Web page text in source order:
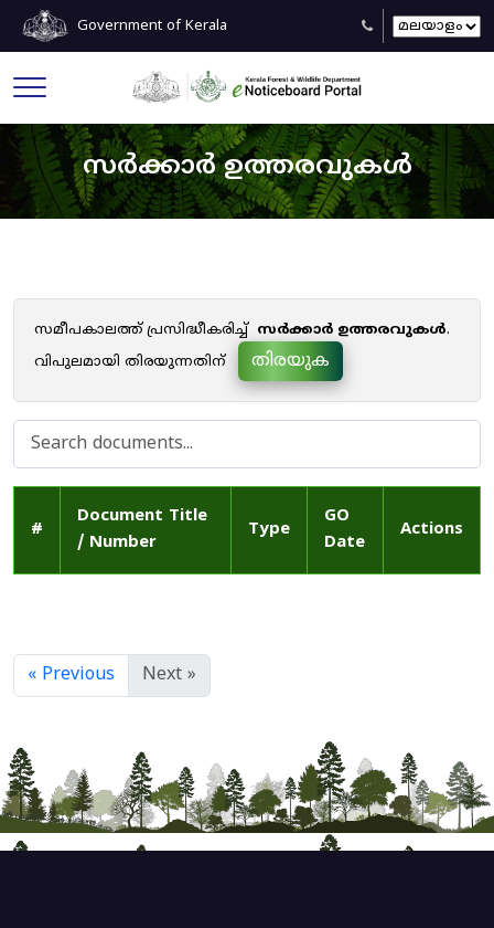
Government of Kerala
സർക്കാർ ഉത്തരവുകൾ
സമീപകാലത്ത് പ്രസിദ്ധീകരിച്ച് സർക്കാർ ഉത്തരവുകൾ.
വിപുലമായി തിരയുന്നതിന്
തിരയുക
#
Document Title
/ Number
Type
GO
Date
Actions
« Previous Next »